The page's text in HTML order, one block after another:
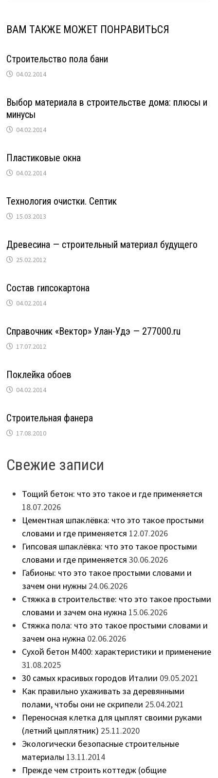
ВАМ ТАКЖЕ МОЖЕТ ПОНРАВИТЬСЯ
Строительство пола бани
04.02.2014
Выбор материала в строительстве дома: плюсы и
минусы
04.02.2014
Пластиковые окна
04.02.2014
Технология очистки. Септик
15.03.2013
Древесина — строительный материал будущего
25.02.2012
Состав гипсокартона
04.02.2014
Справочник «Вектор» Улан-Удэ — 277000.ru
17.07.2012
Поклейка обоев
04.02.2014
Строительная фанера
17.08.2010
Свежие записи
Тощий бетон: что это такое и где применяется
18.07.2026
Цементная шпаклёвка: что это такое простыми
словами и где применяется 12.07.2026
Гипсовая шпаклёвка: что это такое простыми
словами и где применяется 30.06.2026
Габионы: что это такое простыми словами и
зачем они нужны 24.06.2026
Стяжка в строительстве: что это такое простыми
словами и зачем она нужна 15.06.2026
Стяжка пола: что это такое простыми словами и
зачем она нужна 02.06.2026
Сухой бетон М400: характеристики и применение
31.08.2025
30 самых красивых городов Италии 09.05.2021
Как правильно ухаживать за деревянными
полами, чтобы они не скрипели 25.04.2021
Переносная клетка для цыплят своими руками
(летний цыплятник) 25.11.2020
Экологически безопасные строительные
материалы 13.11.2014
Прежде чем строить коттедж (общие